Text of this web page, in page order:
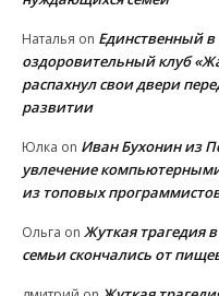
Наталья on Единственный
оздоровительный клуб
распахнул свои двери
развитии
Юлка on Иван Бухонин из
увлечение
из топовых
Ольга on Жуткая трагедия
семьи скончались от